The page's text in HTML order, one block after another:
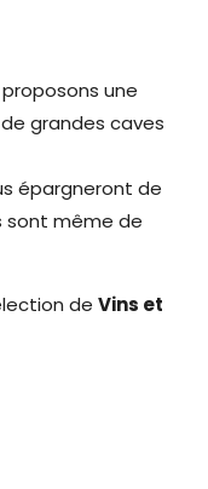
une
grandes caves
épargneront de
sont même de
de Vins et